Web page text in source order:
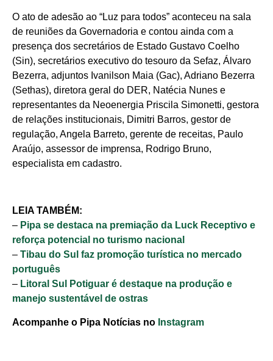
Cotidiano
Comunidade
Acontece no
RN
O ato de adesão ao “Luz para todos” aconteceu na sala
de reuniões da Governadoria e contou ainda com a
presença dos secretários de Estado Gustavo Coelho
(Sin), secretários executivo do tesouro da Sefaz, Álvaro
Bezerra, adjuntos Ivanilson Maia (Gac), Adriano Bezerra
(Sethas), diretora geral do DER, Natécia Nunes e
representantes da Neoenergia Priscila Simonetti, gestora
de relações institucionais, Dimitri Barros, gestor de
regulação, Angela Barreto, gerente de receitas, Paulo
Araújo, assessor de imprensa, Rodrigo Bruno,
especialista em cadastro.
LEIA TAMBÉM:
– Pipa se destaca na premiação da Luck Receptivo e
reforça potencial no turismo nacional
– Tibau do Sul faz promoção turística no mercado
português
– Litoral Sul Potiguar é destaque na produção e
manejo sustentável de ostras
Acompanhe o Pipa Notícias no Instagram